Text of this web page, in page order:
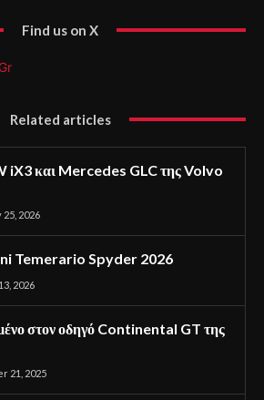
Find us on X
Related articles
iX3 και Mercedes GLC της Volvo
2026
Temerario Spyder 2026
2026
στον οδηγό Continental GT της
21, 2025